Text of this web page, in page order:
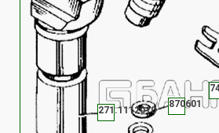
271.1112010
870601